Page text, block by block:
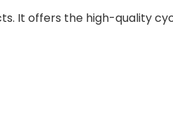
It offers the high-quality